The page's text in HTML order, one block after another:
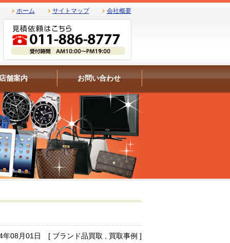
ホーム サイトマップ 会社概要
舗案内 お問い合わせ
年08月01日 [ ブランド品買取 , 買取事例 ]